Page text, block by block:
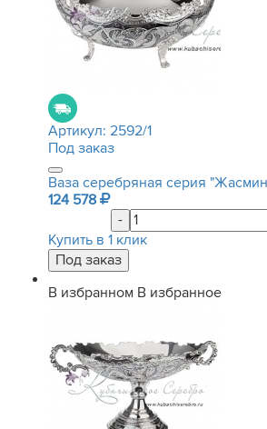
Артикул: 2592/1
Под заказ
Ваза серебряная серия
124 578
-
Купить в 1 клик
В избранном В избранное